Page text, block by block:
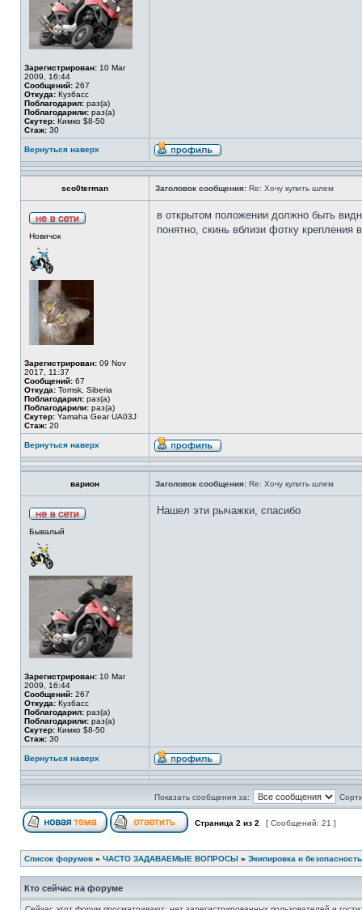
Зарегистрирован: 10 Mar
2009, 16:44
Сообщений: 267
Откуда: Кузбасс
Поблагодарил: раз(а)
Поблагодарили: раз(а)
Скутер: Кимко $8-50
Стаж: 30
Вернуться наверх
sco0terman Заголовок сообщения: Re: Хочу купить шлем
Новичок
Зарегистрирован: 09 Nov
2017, 11:37
Сообщений: 67
Откуда: Tomsk, Siberia
Поблагодарил: раз(а)
Поблагодарили: раз(а)
Скутер: Yamaha Gear UA03J
Стаж: 20
в открытом положении должно быть
понятно, скинь вблизи фотку
Вернуться наверх
варион Заголовок сообщения: Re: Хочу купить шлем
Бывалый
Зарегистрирован: 10 Mar
2009, 16:44
Сообщений: 267
Откуда: Кузбасс
Поблагодарил: раз(а)
Поблагодарили: раз(а)
Скутер: Кимко $8-50
Стаж: 30
Нашел эти рычажки, спасибо
Вернуться наверх
Показать сообщения за:
Страница 2 из 2 [ Сообщений: 21 ]
Список форумов » ЧАСТО ЗАДАВАЕМЫЕ ВОПРОСЫ » Экипировка и безопасность
Кто сейчас на форуме